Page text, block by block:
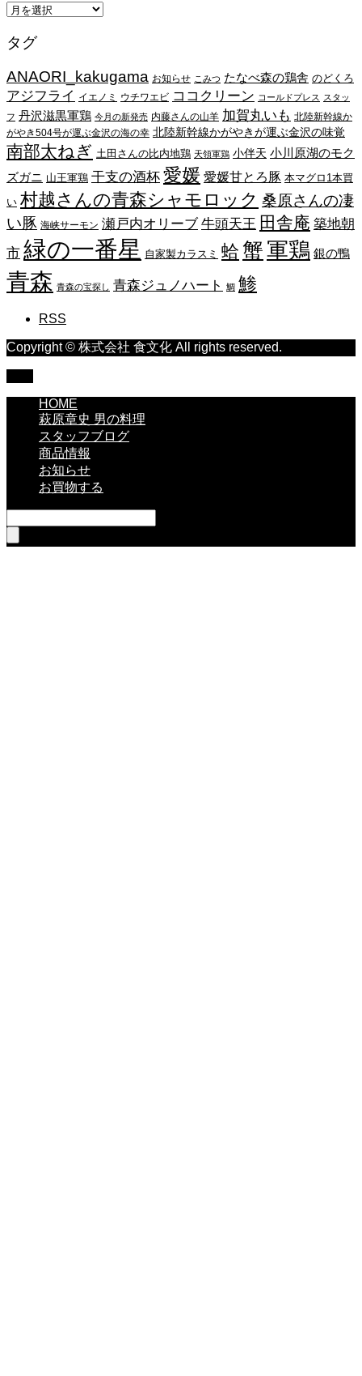
ア
カ
ブ
タグ
ANAORI_kakugama お知らせ こみつ たなべ森の鶏舎 のどくろ
アジフライ イエノミ ウチワエビ ココクリーン コールドプレス スタッ
フ 丹沢滋黒軍鶏 今月の新発売 内藤さんの山羊 加賀丸いも 北陸新幹線か
がやき504号が運ぶ金沢の海の幸 北陸新幹線かがやきが運ぶ金沢の味覚
南部太ねぎ 土田さんの比内地鶏 天領軍鶏 小伴天 小川原湖のモク
ズガニ 山王軍鶏 干支の酒杯 愛媛 愛媛甘とろ豚 本マグロ1本買
い 村越さんの青森シャモロック 桑原さんの凄
い豚 海峡サーモン 瀬戸内オリーブ 牛頭天王 田舎庵 築地朝
市 緑の一番星 自家製カラスミ 蛤 蟹軍鶏 銀の鴨
青森 青森の宝探し 青森ジュノハート 鯛 鯵
RSS
Copyright © 株式会社 食文化 All rights reserved.
HOME
萩原章史 男の料理
スタッフブログ
商品情報
お知らせ
お買物する